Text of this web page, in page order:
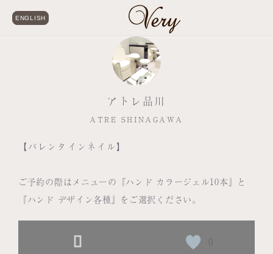
ENGLISH
アトレ品川
ATRE SHINAGAWA
【バレンタインネイル】
ご予約の際はメニューの『ハンド カラージェル10本』と
『ハンド デザイン各種』をご選択ください。